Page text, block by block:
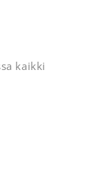
kaikki